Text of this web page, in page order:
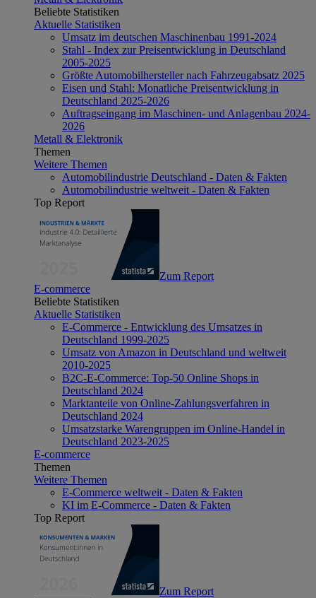
Beliebte Statistiken
Aktuelle Statistiken
Umsatz im deutschen Maschinenbau 1991-2024
Stahl - Index zur Preisentwicklung in Deutschland
2005-2025
Größte Automobilhersteller nach Fahrzeugabsatz 2025
Eisen und Stahl: Monatliche Preisentwicklung in
Deutschland 2025-2026
Auftragseingang im Maschinen- und Anlagenbau 2024-
2026
Metall & Elektronik
Themen
Weitere Themen
Automobilindustrie Deutschland - Daten & Fakten
Automobilindustrie weltweit - Daten & Fakten
Top Report
Zum Report
E-commerce
Beliebte Statistiken
Aktuelle Statistiken
E-Commerce - Entwicklung des Umsatzes in
Deutschland 1999-2025
Umsatz von Amazon in Deutschland und weltweit
2010-2025
B2C-E-Commerce: Top-50 Online Shops in
Deutschland 2024
Marktanteile von Online-Zahlungsverfahren in
Deutschland 2024
Umsatzstarke Warengruppen im Online-Handel in
Deutschland 2023-2025
E-commerce
Themen
Weitere Themen
E-Commerce weltweit - Daten & Fakten
KI im E-Commerce - Daten & Fakten
Top Report
Zum Report